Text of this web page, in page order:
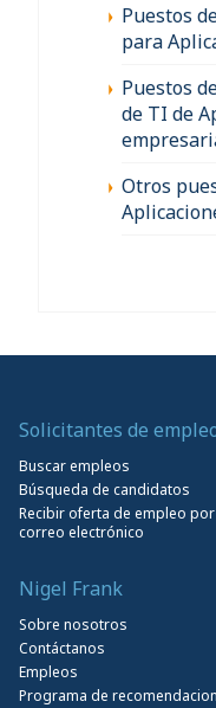
Puestos
para
Puestos
de TI de
Otros
Solicitantes de
Buscar empleos
Búsqueda de candidatos
Recibir oferta de empleo por
correo electrónico
Nigel Frank
Sobre nosotros
Contáctanos
Empleos
Programa de